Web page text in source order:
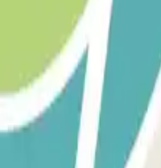
para entrares,